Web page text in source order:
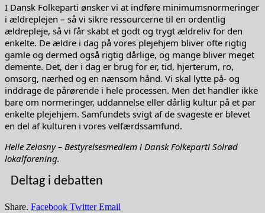
I Dansk Folkeparti ønsker vi at indføre minimumsnormeringer
i ældreplejen – så vi sikre ressourcerne til en ordentlig
ældrepleje, så vi får skabt et godt og trygt ældreliv for den
enkelte. De ældre i dag på vores plejehjem bliver ofte rigtig
gamle og dermed også rigtig dårlige, og mange bliver meget
demente. Det, der i dag er brug for er, tid, hjerterum, ro,
omsorg, nærhed og en nænsom hånd. Vi skal lytte på- og
inddrage de pårørende i hele processen. Men det handler ikke
bare om normeringer, uddannelse eller dårlig kultur på et par
enkelte plejehjem. Samfundets svigt af de svageste er blevet
en del af kulturen i vores velfærdssamfund.
Helle Zelasny – Bestyrelsesmedlem i Dansk Folkeparti Solrød
lokalforening.
Deltag i debatten
Share. Facebook Twitter Email